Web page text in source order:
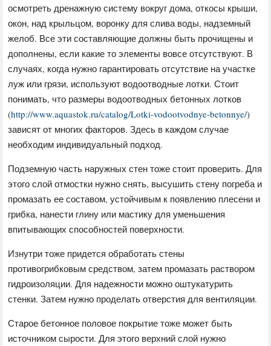
осмотреть дренажную систему вокруг дома, откосы крыши,
окон, над крыльцом, воронку для слива воды, надземный
желоб. Все эти составляющие должны быть прочищены и
дополнены, если какие то элементы вовсе отсутствуют. В
случаях, когда нужно гарантировать отсутствие на участке
луж или грязи, используют водоотводные лотки. Стоит
понимать, что размеры водоотводных бетонных лотков
(http://www.aquastok.ru/catalog/Lotki-vodootvodnye-betonnye/)
зависят от многих факторов. Здесь в каждом случае
необходим индивидуальный подход.
Подземную часть наружных стен тоже стоит проверить. Для
этого слой отмостки нужно снять, высушить стену погреба и
промазать ее составом, устойчивым к появлению плесени и
грибка, нанести глину или мастику для уменьшения
впитывающих способностей поверхности.
Изнутри тоже придется обработать стены
противогрибковым средством, затем промазать раствором
гидроизоляции. Для надежности можно оштукатурить
стенки. Затем нужно проделать отверстия для вентиляции.
Старое бетонное половое покрытие тоже может быть
источником сырости. Для этого верхний слой нужно